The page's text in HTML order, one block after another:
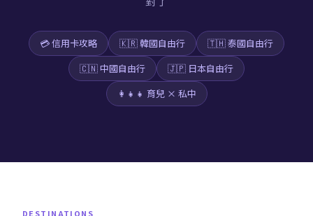
💳 信用卡攻略 🇰🇷 韓國自由行
🇹🇭 泰國自由行
🇨🇳 中國自由行
🇯🇵 日本自由行
👩‍👧‍👧 育兒 × 私中
DESTINATIONS